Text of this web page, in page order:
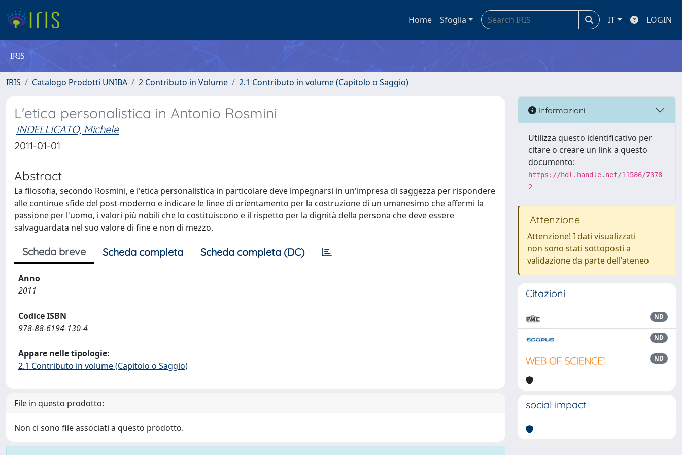
Home Sfoglia IT LOGIN
IRIS
IRIS Catalogo Prodotti UNIBA 2 Contributo in Volume 2.1 Contributo in volume (Capitolo o Saggio)
L'etica personalistica in Antonio Rosmini
INDELLICATO, Michele
2011-01-01
Abstract
La filosofia, secondo Rosmini, e l'etica personalistica in particolare deve impegnarsi in un'impresa di saggezza per rispondere
alle continue sfide del post-moderno e indicare le linee di orientamento per la costruzione di un umanesimo che affermi la
passione per l'uomo, i valori più nobili che lo costituiscono e il rispetto per la dignità della persona che deve essere
salvaguardata nel suo valore di fine e non di mezzo.
Scheda breve Scheda completa Scheda completa (DC)
Anno
2011
Codice ISBN
978-88-6194-130-4
Appare nelle tipologie:
2.1 Contributo in volume (Capitolo o Saggio)
File in questo prodotto:
Non ci sono file associati a questo prodotto.
Informazioni
Utilizza questo identificativo per
citare o creare un link a questo
documento:
https://hdl.handle.net/11586/7378
2
Attenzione
Attenzione! I dati visualizzati
non sono stati sottoposti a
validazione da parte dell'ateneo
Citazioni
ND
ND
ND
social impact